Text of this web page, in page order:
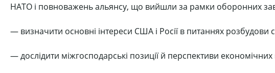
НАТО і повноважень альянсу, що вийшли за рамки оборонних
— визначити основні інтереси США і Росії в питаннях розбудови
— дослідити міжгосподарські позиції й перспективи